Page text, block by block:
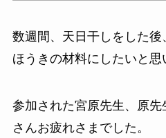
数週間、天日干しをした
ほうきの材料にしたいと思
参加された宮原先生、原
さんお疲れさまでした。